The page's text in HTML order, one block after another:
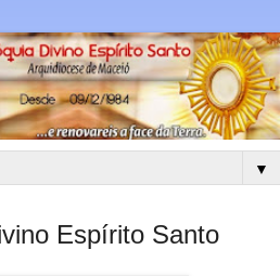
▼
Espírito Santo